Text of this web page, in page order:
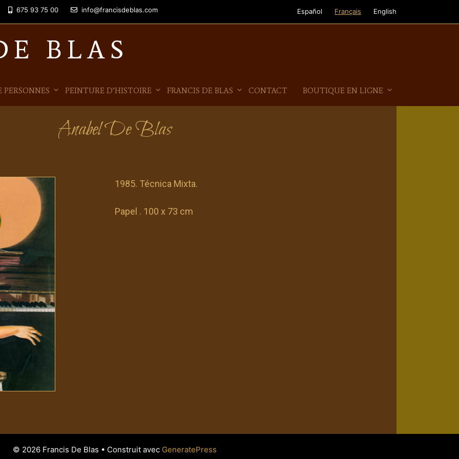
675 93 75 00 info@francisdeblas.com Español Français English
BLAS
PEINTURE D’HISTOIRE FRANCIS DE BLAS CONTACT BOUTIQUE EN LIGNE
Anabel De Blas
1985. Técnica Mixta.
Papel . 100 x 73 cm
© 2026 Francis De Blas • Construit avec GeneratePress